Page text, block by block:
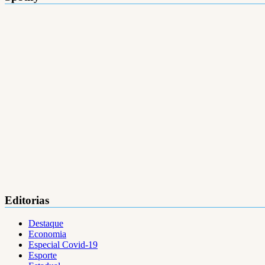
Editorias
Destaque
Economia
Especial Covid-19
Esporte